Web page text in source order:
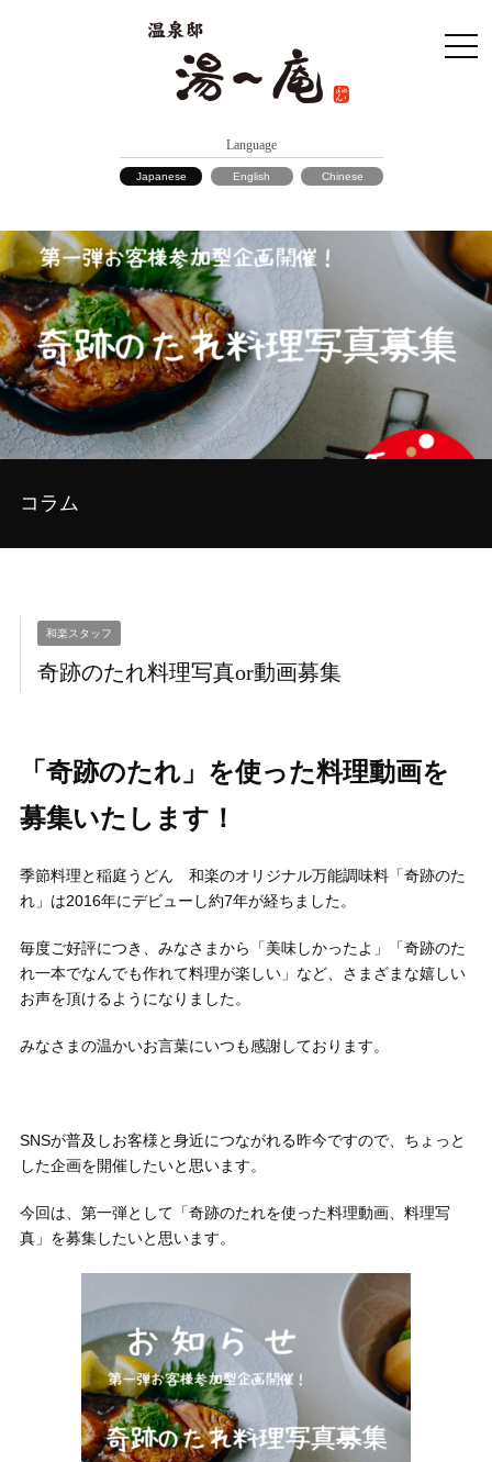
Language
Japanese English Chinese
コラム
和楽スタッフ
奇跡のたれ料理写真or動画募集
「奇跡のたれ」を使った料理動画を
募集いたします！
季節料理と稲庭うどん 和楽のオリジナル万能調味料「奇跡のた
れ」は2016年にデビューし約7年が経ちました。
毎度ご好評につき、みなさまから「美味しかったよ」「奇跡のた
れ一本でなんでも作れて料理が楽しい」など、さまざまな嬉しい
お声を頂けるようになりました。
みなさまの温かいお言葉にいつも感謝しております。
SNSが普及しお客様と身近につながれる昨今ですので、ちょっと
した企画を開催したいと思います。
今回は、第一弾として「奇跡のたれを使った料理動画、料理写
真」を募集したいと思います。